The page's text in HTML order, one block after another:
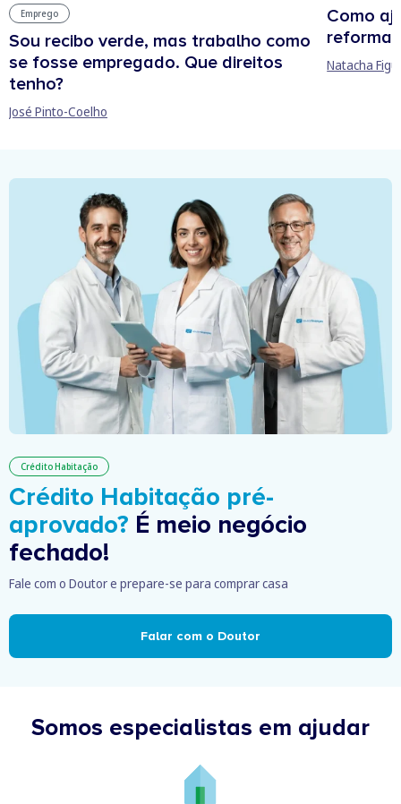
Emprego
Sou recibo verde, mas trabalho como
se fosse empregado. Que direitos
tenho?
José Pinto-Coelho
Como
reforma
Natacha
Crédito Habitação
Crédito Habitação pré-
aprovado? É meio negócio
fechado!
Fale com o Doutor e prepare-se para comprar casa
Falar com o Doutor
Somos especialistas em ajudar